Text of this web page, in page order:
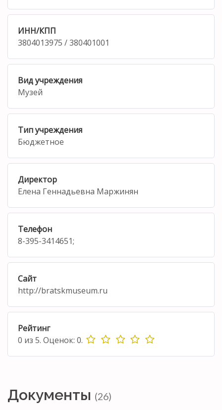
ИНН/КПП
3804013975 / 380401001
Вид учреждения
Музей
Тип учреждения
Бюджетное
Директор
Елена Геннадьевна Маржинян
Телефон
8-395-3414651;
Сайт
http://bratskmuseum.ru
Рейтинг
0 из 5. Оценок: 0.
Документы (26)